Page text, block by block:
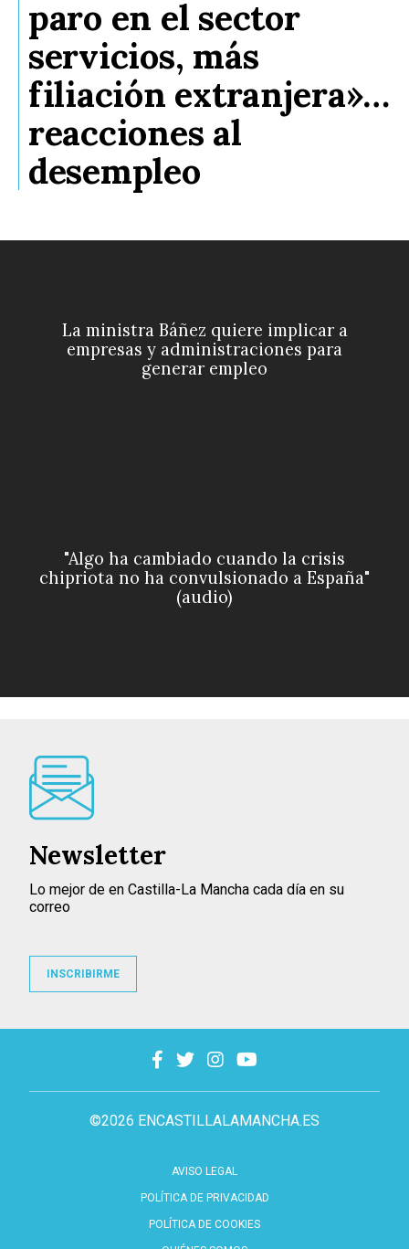
paro en el sector
servicios, más
filiación extranjera»…
reacciones al
desempleo
La ministra Báñez quiere implicar a
empresas y administraciones para
generar empleo
"Algo ha cambiado cuando la crisis
chipriota no ha convulsionado a España"
(audio)
©2026 ENCASTILLALAMANCHA.ES
AVISO LEGAL
POLÍTICA DE PRIVACIDAD
POLÍTICA DE COOKIES
Newsletter
Lo mejor de en Castilla-La Mancha cada día en su
correo
INSCRIBIRME